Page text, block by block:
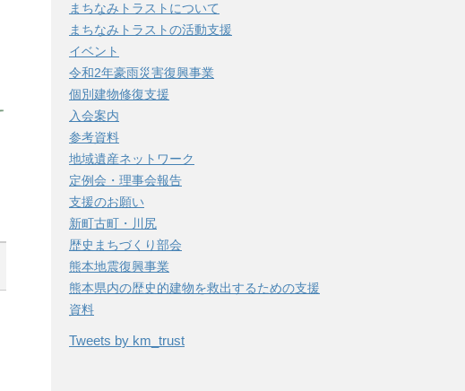
まちなみトラストについて
まちなみトラストの活動支援
イベント
令和2年豪雨災害復興事業
個別建物修復支援
入会案内
参考資料
地域遺産ネットワーク
定例会・理事会報告
支援のお願い
新町古町・川尻
歴史まちづくり部会
熊本地震復興事業
熊本県内の歴史的建物を救出するための支援
資料
Tweets by km_trust